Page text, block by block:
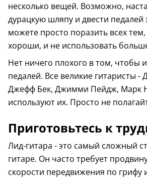
несколько вещей. Возможно,
дурацкую шляпу и двести
можете просто поразить всех
хороши, и не использовать
Нет ничего плохого в том, чтобы
педалей. Все великие гитаристы -
Джефф Бек, Джимми Пейдж, Марк
используют их. Просто не
Приготовьтесь к
Лид-гитара - это самый сложный
гитаре. Он часто требует
скорости передвижения по грифу